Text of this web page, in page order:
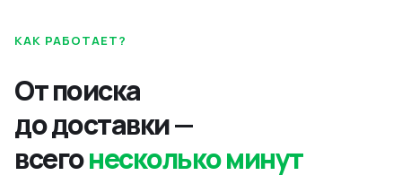
КАК РАБОТАЕТ?
От поиска
до доставки —
всегонесколько минут